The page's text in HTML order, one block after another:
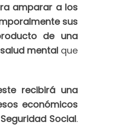
amparar a los
sus
de una
mentalque
recibirá una
económicos
Social.